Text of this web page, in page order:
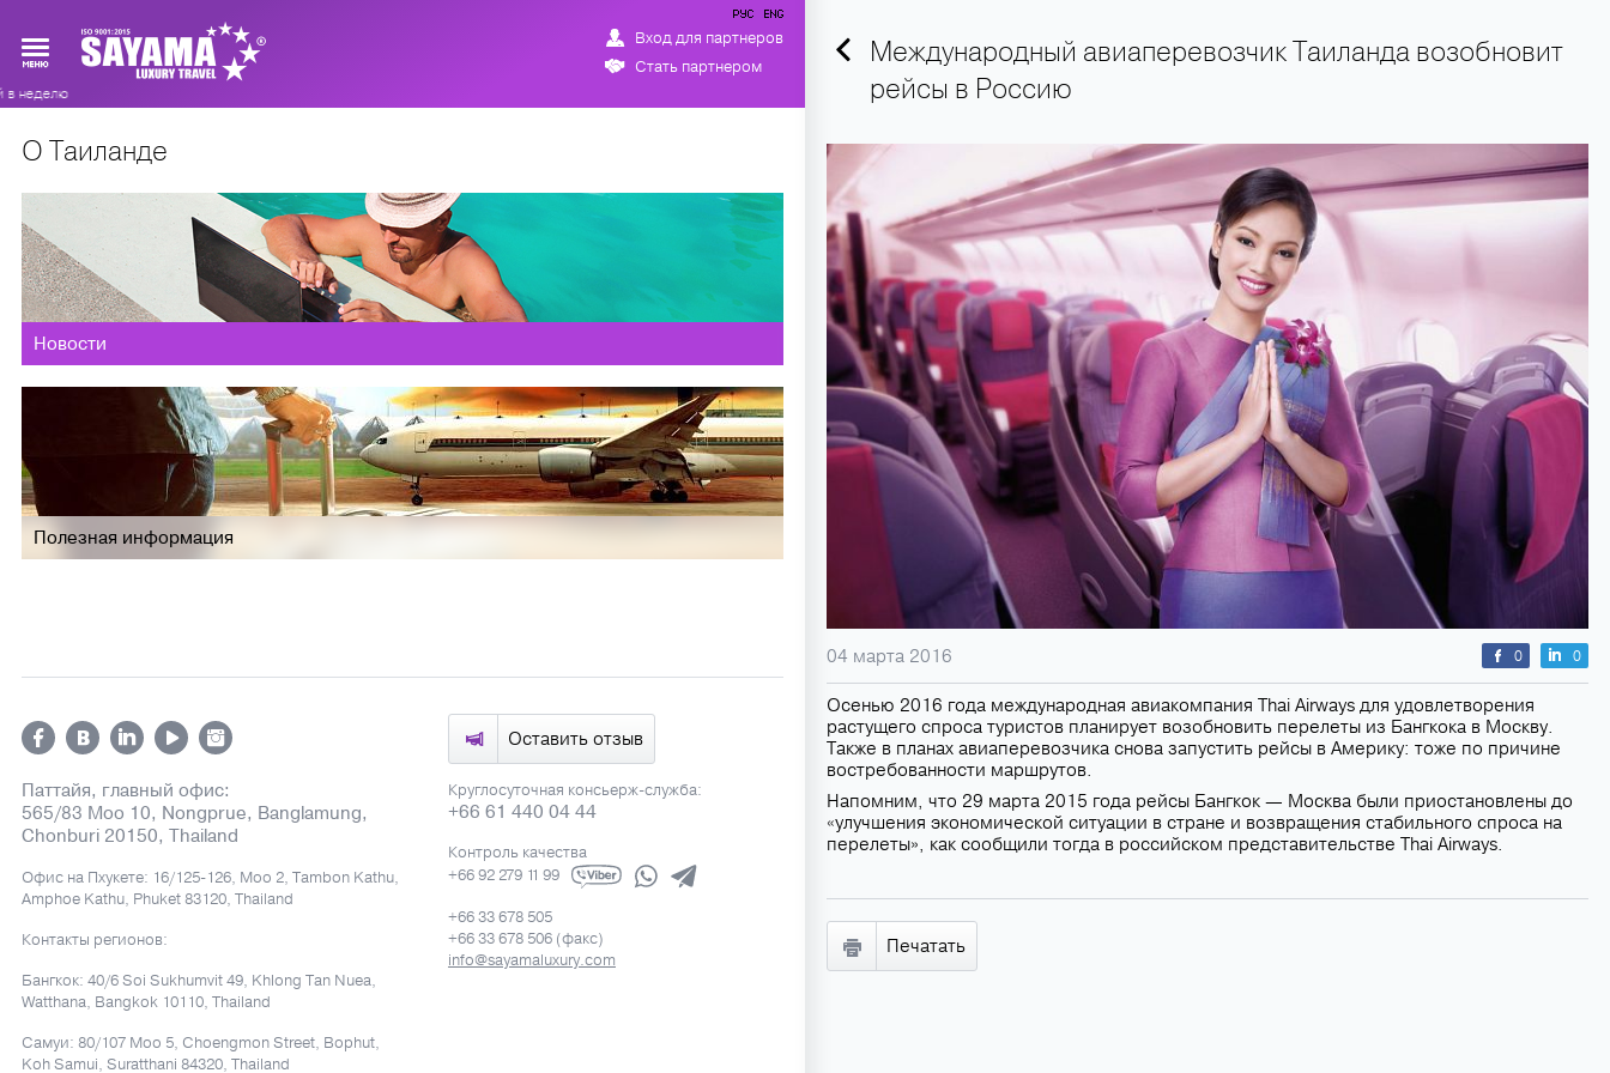
Вход для партнеров
Стать партнером
О Таиланде
Новости
Полезная информация
Оставить отзыв
Паттайя, главный офис:
565/83 Moo 10, Nongprue, Banglamung,
Chonburi 20150, Thailand
Офис на Пхукете: 16/125-126, Moo 2, Tambon Kathu,
Amphoe Kathu, Phuket 83120, Thailand
Контакты регионов:
Бангкок: 40/6 Soi Sukhumvit 49, Khlong Tan Nuea,
Watthana, Bangkok 10110, Thailand
Самуи: 80/107 Moo 5, Choengmon Street, Bophut,
Koh Samui, Suratthani 84320, Thailand
Круглосуточная консьерж-служба:
+66 61 440 04 44
Контроль качества
+66 92 279 11 99
+66 33 678 505
+66 33 678 506 (факс)
info@sayamaluxury.com
Международный авиаперевозчик Таиланда возобновит
рейсы в Россию
04 марта 2016 0 0
Осенью 2016 года международная авиакомпания Thai Airways для удовлетворения
растущего спроса туристов планирует возобновить перелеты из Бангкока в Москву.
Также в планах авиаперевозчика снова запустить рейсы в Америку: тоже по причине
востребованности маршрутов.
Напомним, что 29 марта 2015 года рейсы Бангкок ― Москва были приостановлены до
«улучшения экономической ситуации в стране и возвращения стабильного спроса на
перелеты», как сообщили тогда в российском представительстве Thai Airways.
Печатать